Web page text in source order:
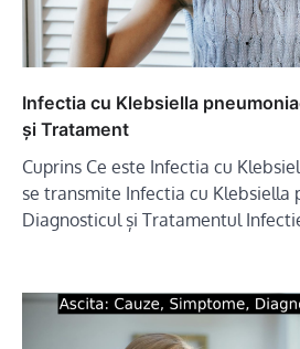
Infectia cu Klebsiella
și Tratament
Cuprins Ce este Infectia cu
se transmite Infectia cu Klebsiella
Diagnosticul și Tratamentul